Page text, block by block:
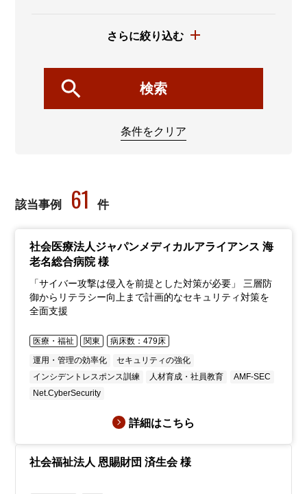
さらに絞り込む
検索
条件をクリア
該当事例 61 件
社会医療法人ジャパンメディカルアライアンス 海
老名総合病院 様
「サイバー攻撃は侵入を前提とした対策が必要」 三層防
御からリテラシー向上まで計画的なセキュリティ対策を
全面支援
医療・福祉 関東
病床数：479床
運用・管理の効率化
セキュリティの強化
インシデントレスポンス訓練
人材育成・社員教育
AMF-SEC
Net.CyberSecurity
詳細はこちら
社会福祉法人 恩賜財団 済生会 様